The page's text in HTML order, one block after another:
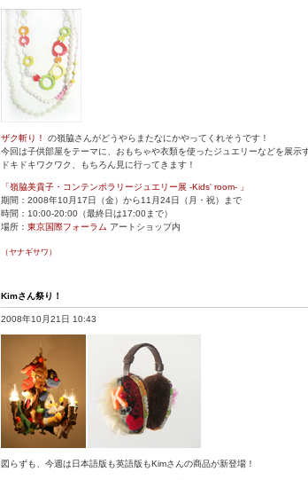
ザク斬り！
の嶺脇さんがどうやらまたなにかやってくれそうです！
今回は子供部屋をテーマに、おもちゃや衣類を使ったジュエリーなどを展示
ドキドキワクワク、もちろん見に行ってきます！
「嶺脇美貴子・コンテンポラリージュエリー展 -Kids' room- 」
期間：2008年10月17日（金）から11月24日（月・祝）まで
時間：10:00-20:00（最終日は17:00まで）
場所： 東京国際フォーラム アートショップ内
（ヤナギサワ）
Kimさん祭り！
2008年10月21日 10:43
図らずも、今週は日本語版も英語版もKimさんの商品が新登場！